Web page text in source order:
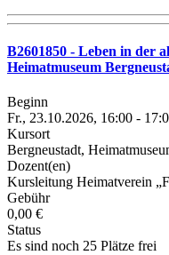
B2601850 - Leben in der
Heimatmuseum
Beginn
Fr., 23.10.2026, 16:00 -
Kursort
Bergneustadt,
Dozent(en)
Kursleitung Heimatverein
Gebühr
0,00 €
Status
Es sind noch 25 Plätze frei